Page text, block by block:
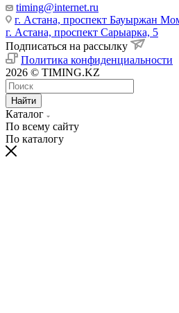
timing@internet.ru
г. Астана, проспект Бауыржан
г. Астана, проспект Сарыарка, 5
Подписаться на рассылку
Политика конфиденциальности
2026 © TIMING.KZ
Найти
Каталог
По всему сайту
По каталогу